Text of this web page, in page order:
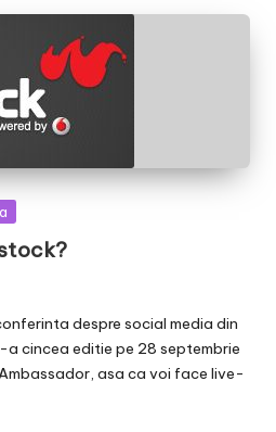
despre social media din
a cincea editie pe 28 septembrie
asa ca voi face live-